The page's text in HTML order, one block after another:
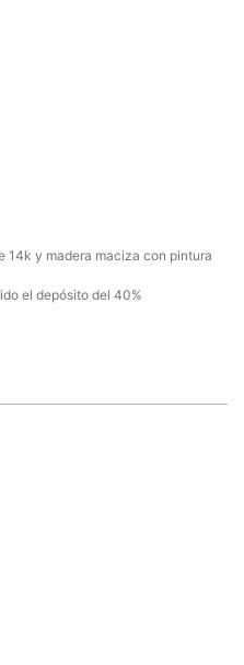
14k y madera maciza con pintura
el depósito del 40%